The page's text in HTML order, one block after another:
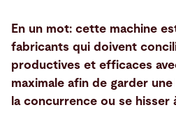
En un mot: cette machine
fabricants qui doivent
productives et efficaces
maximale afin de garder une
la concurrence ou se hisser
Tube